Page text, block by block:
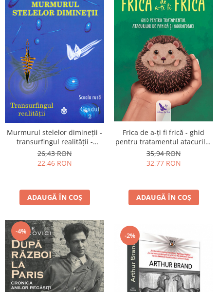
Oracol
Spiritualitate şi ştiinţă
Fără categorie
Cunoaștere
Murmurul stelelor dimineţii -
transurfingul realităţii -
gradul 2
26,43 RON
22,46 RON
ADAUGĂ ÎN COȘ
Frica de a-ţi fi frică - ghid
pentru tratamentul atacurilor
de panică şi agorafobiei
35,94 RON
32,77 RON
ADAUGĂ ÎN COȘ
-4%
-2%